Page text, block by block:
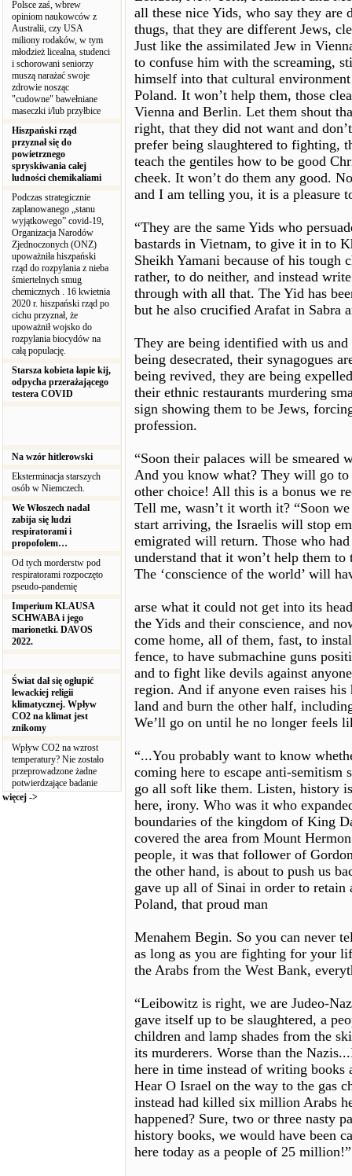
Polsce zaś, wbrew
opiniom naukowców z
Australii, czy USA
miliony rodaków, w tym
młodzież licealna, studenci
i schorowani seniorzy
muszą narażać swoje
zdrowie nosząc
"cudowne" bawełniane
maseczki i/lub przyłbice
Hiszpański rząd
przyznał się do
powietrznego
spryskiwania całej
ludności chemikaliami
Podczas strategicznie
zaplanowanego „stanu
wyjątkowego” covid-19,
Organizacja Narodów
Zjednoczonych (ONZ)
upoważniła hiszpański
rząd do rozpylania z nieba
śmiertelnych smug
chemicznych . 16 kwietnia
2020 r. hiszpański rząd po
cichu przyznał, że
upoważnił wojsko do
rozpylania biocydów na
całą populację.
Starsza kobieta łapie kij,
odpycha przerażającego
testera COVID
Na wzór hitlerowski
Eksterminacja starszych
osób w Niemczech.
We Włoszech nadal
zabija się ludzi
respiratorami i
propofolem…
Od tych morderstw pod
respiratorami rozpoczęto
pseudo-pandemię
Imperium KLAUSA
SCHWABA i jego
marionetki. DAVOS
2022.
Świat dał się ogłupić
lewackiej religii
klimatycznej. Wpływ
CO2 na klimat jest
znikomy
Wpływ CO2 na wzrost
temperatury? Nie zostało
przeprowadzone żadne
potwierdzające badanie
więcej ->
all these nice Yids, who say they
thugs, that they are different Jews,
Just like the assimilated Jew in
to confuse him with the screaming,
himself into that cultural
Poland. It won’t help them, those
Vienna and Berlin. Let them shout
right, that they did not want and
prefer being slaughtered to fighting,
teach the gentiles how to be good
cheek. It won’t do them any good.
and I am telling you, it is a pleasure
“They are the same Yids who
bastards in Vietnam, to give it in to
Sheikh Yamani because of his
rather, to do neither, and instead
through with all that. The Yid has
but he also crucified Arafat in Sabra
They are being identified with us and
being desecrated, their synagogues
being revived, they are being
their ethnic restaurants murdering
sign showing them to be Jews,
profession.
“Soon their palaces will be smeared
And you know what? They will go to
other choice! All this is a bonus we
Tell me, wasn’t it worth it? “Soon
start arriving, the Israelis will stop
emigrated will return. Those who
understand that it won’t help them
The ‘conscience of the world’ will
arse what it could not get into its
the Yids and their conscience, and
come home, all of them, fast, to
fence, to have submachine guns
and to fight like devils against
region. And if anyone even raises
land and burn the other half,
We’ll go on until he no longer feels
“...You probably want to know
coming here to escape anti-
go all soft like them. Listen, history
here, irony. Who was it who
boundaries of the kingdom of King
covered the area from Mount
people, it was that follower of
the other hand, is about to push us
gave up all of Sinai in order to retain
Poland, that proud man
Menahem Begin. So you can never
as long as you are fighting for your
the Arabs from the West Bank,
“Leibowitz is right, we are Judeo-
gave itself up to be slaughtered, a
children and lamp shades from the
its murderers. Worse than the
here in time instead of writing books
Hear O Israel on the way to the gas
instead had killed six million Arabs
happened? Sure, two or three nasty
history books, we would have been
here today as a people of 25 million!”